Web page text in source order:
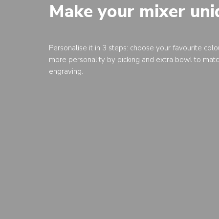
Make your mixer
Personalise it in 3 steps: choose your favourite
more personality by picking and extra bowl to
engraving.